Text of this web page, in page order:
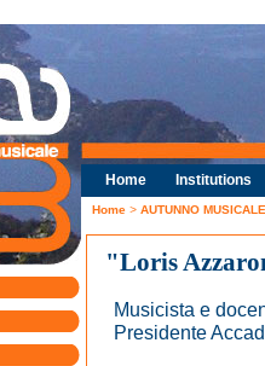
Home Institutions
Home > AUTUNNO
"Loris
Musicista e
Presidente